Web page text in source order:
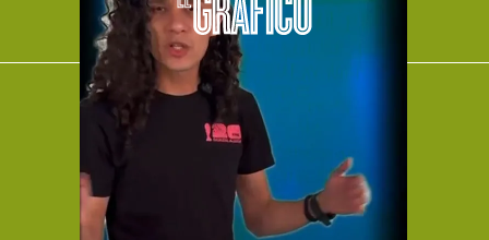
El Universal
Vive USA
Clase